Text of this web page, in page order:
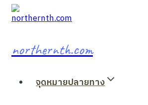
Skip
northernth.com
จุดหมายปลายทาง